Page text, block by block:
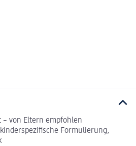
– von Eltern empfohlen
Formulierung,